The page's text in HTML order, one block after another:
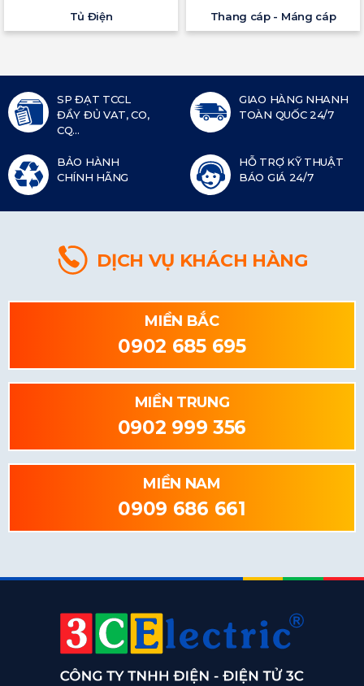
Tủ Điện Thang cáp - Máng cáp
SP ĐẠT TCCL
ĐẦY ĐỦ VAT, CO,
CQ...
GIAO HÀNG NHANH
TOÀN QUỐC 24/7
BẢO HÀNH
CHÍNH HÃNG
HỖ TRỢ KỸ THUẬT
BÁO GIÁ 24/7
DỊCH VỤ KHÁCH HÀNG
MIỀN BẮC
0902 685 695
MIỀN TRUNG
0902 999 356
MIỀN NAM
0909 686 661